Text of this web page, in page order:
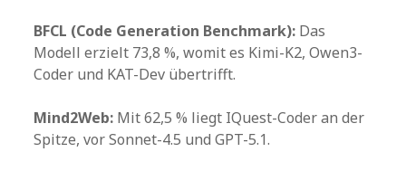
BFCL (Code Generation Benchmark): Das
Modell erzielt 73,8 %, womit es Kimi-K2, Owen3-
Coder und KAT-Dev übertrifft.
Mind2Web: Mit 62,5 % liegt IQuest-Coder an der
Spitze, vor Sonnet-4.5 und GPT-5.1.